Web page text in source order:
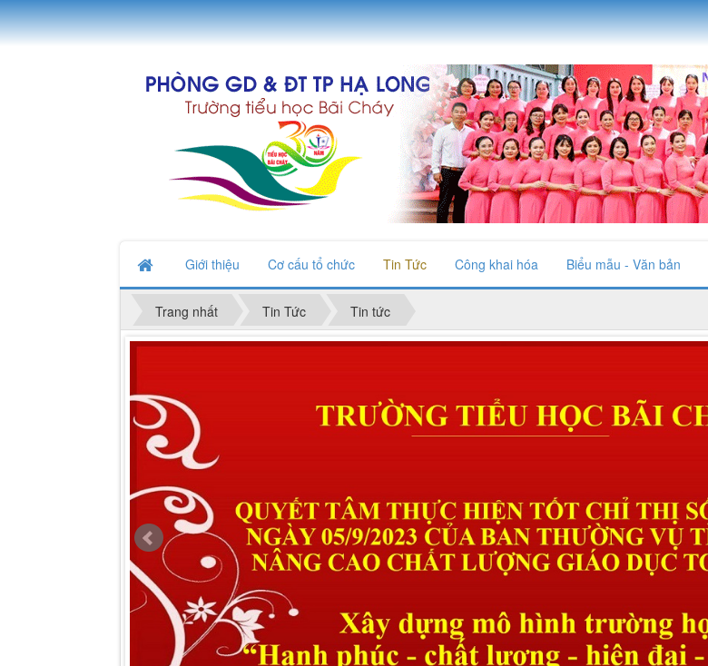
Giới thiệu Cơ cấu tổ chức Tin Tức Công khai hóa Biểu mẫu - Văn bản
Trang nhất Tin Tức Tin tức